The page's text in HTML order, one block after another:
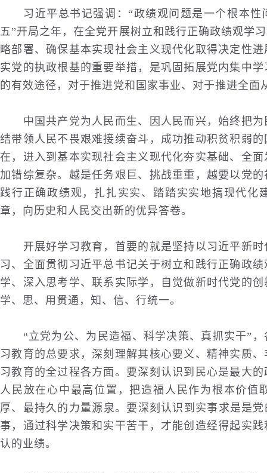
习近平总书记强调：“政绩观问题是一个根本性
五”开局之年，在全党开展树立和践行正确政绩观学
略部署、确保基本实现社会主义现代化取得决定性
实党的执政根基的重要举措，是巩固拓展党内集中
的有效途径，对于推进党和国家事业、对于推进全面
中国共产党为人民而生、因人民而兴，始终把为
结带领人民不畏艰难接续奋斗，成功推动积贫积弱
在，进入到基本实现社会主义现代化夯实基础、全
加错综复杂。越是任务艰巨、挑战重重，越要以党
践行正确政绩观，扎扎实实、踏踏实实地搞现代化
章，向历史和人民交出新的优异答卷。
开展好学习教育，首要的就是坚持以习近平新时
习、全面贯彻习近平总书记关于树立和践行正确政
学、深入思考学、联系实际学，自觉做新时代党的
学、思、用贯通，知、信、行统一。
“立党为公、为民造福、科学决策、真抓实干”，
习教育的总要求，深刻理解其核心要义、精神实质
习教育的全过程各方面。要深刻认识到民心是最大
人民放在心中最高位置，把造福人民作为根本价值
厚、最持久的力量源泉。要深刻认识到实事求是是
事，通过科学决策和实干苦干，才能创造经得起实
认的业绩。